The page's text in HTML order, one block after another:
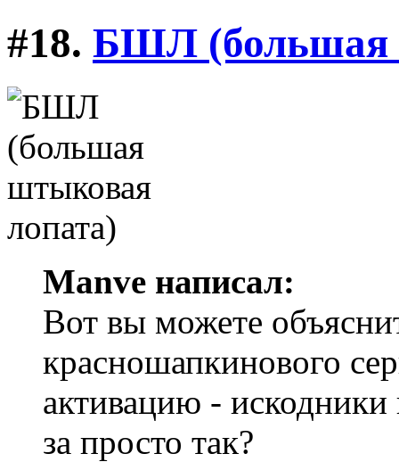
#18. БШЛ (большая
Manve написал:
Вот вы можете
красношапкинового
активацию -
за просто так?